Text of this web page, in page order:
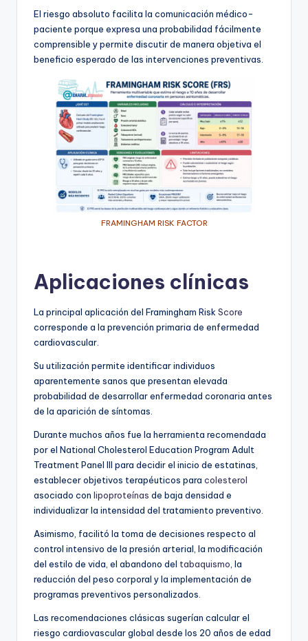
El riesgo absoluto facilita la comunicación médico-
paciente porque expresa una probabilidad fácilmente
comprensible y permite discutir de manera objetiva el
beneficio esperado de las intervenciones preventivas.
FRAMINGHAM RISK FACTOR
Aplicaciones clínicas
La principal aplicación del Framingham Risk Score
corresponde a la prevención primaria de enfermedad
cardiovascular.
Su utilización permite identificar individuos
aparentemente sanos que presentan elevada
probabilidad de desarrollar enfermedad coronaria antes
de la aparición de síntomas.
Durante muchos años fue la herramienta recomendada
por el National Cholesterol Education Program Adult
Treatment Panel III para decidir el inicio de estatinas,
establecer objetivos terapéuticos para colesterol
asociado con lipoproteínas de baja densidad e
individualizar la intensidad del tratamiento preventivo.
Asimismo, facilitó la toma de decisiones respecto al
control intensivo de la presión arterial, la modificación
del estilo de vida, el abandono del tabaquismo , la
reducción del peso corporal y la implementación de
programas preventivos personalizados.
Las recomendaciones clásicas sugerían calcular el
riesgo cardiovascular global desde los 20 años de edad